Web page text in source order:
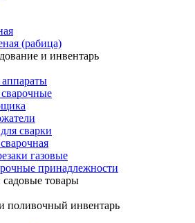
(рабица)
и инвентарь
сварки
газовые
принадлежности
товары
поливочный инвентарь